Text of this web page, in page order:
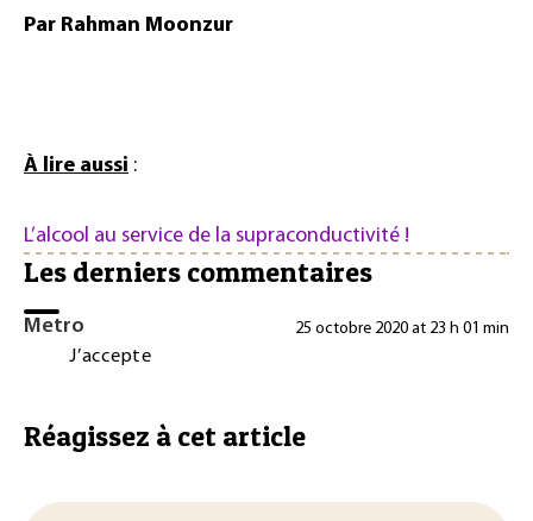
Par Rahman Moonzur
À lire aussi :
L’alcool au service de la supraconductivité !
Les derniers commentaires
Metro 25 octobre 2020 at 23 h 01 min
J’accepte
Réagissez à cet article